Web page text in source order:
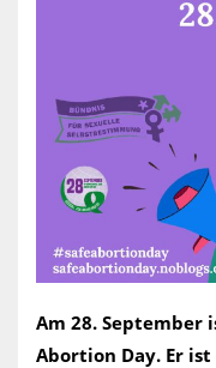
Am 28. September
Abortion Day. Er